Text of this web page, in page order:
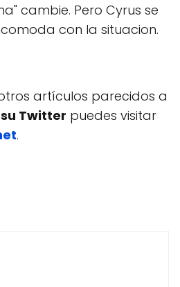
cambie. Pero Cyrus se
con la situacion.
artículos parecidos a
Twitter puedes visitar
.